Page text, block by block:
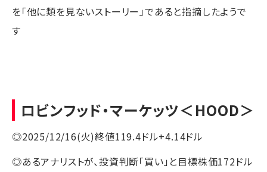
を「他に類を見ないストーリー」であると指摘したようで
す
ロビンフッド・マーケッツ＜HOOD＞
◎2025/12/16(火)終値119.4ドル+4.14ドル
◎あるアナリストが、投資判断「買い」と目標株価172ドル